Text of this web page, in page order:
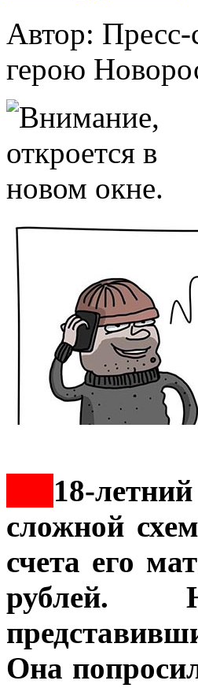
Автор:
герою
18-
сложной
счета его
рублей.
Она